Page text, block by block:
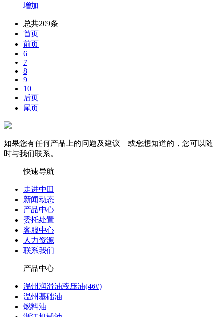
增加
总共209条
首页
前页
6
7
8
9
10
后页
尾页
如果您有任何产品上的问题及建议，或您想知道的，您可以随
时与我们联系。
快速导航
走进中田
新闻动态
产品中心
委托处置
客服中心
人力资源
联系我们
产品中心
温州润滑油液压油(46#)
温州基础油
燃料油